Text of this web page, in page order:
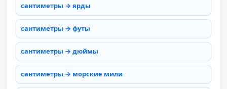
сантиметры → ярды
сантиметры → футы
сантиметры → дюймы
сантиметры → морские мили